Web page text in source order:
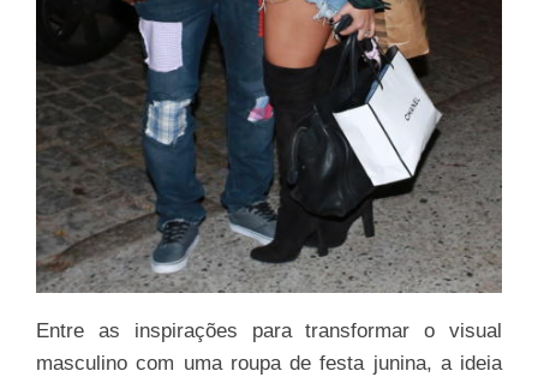
Entre as inspirações para transformar o visual
masculino com uma roupa de festa junina, a ideia